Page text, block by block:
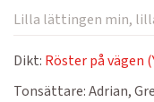
Lilla lättingen min,
Dikt: Röster på vägen
Tonsättare:Adrian,